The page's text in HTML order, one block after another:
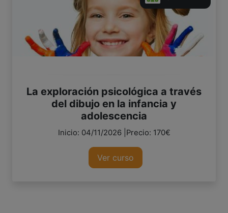
La exploración psicológica a través
del dibujo en la infancia y
adolescencia
Inicio: 04/11/2026 |Precio: 170€
Ver curso